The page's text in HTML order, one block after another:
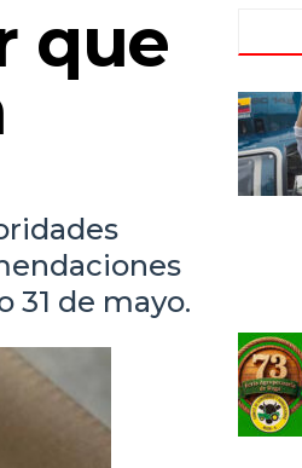
que
31 de mayo.